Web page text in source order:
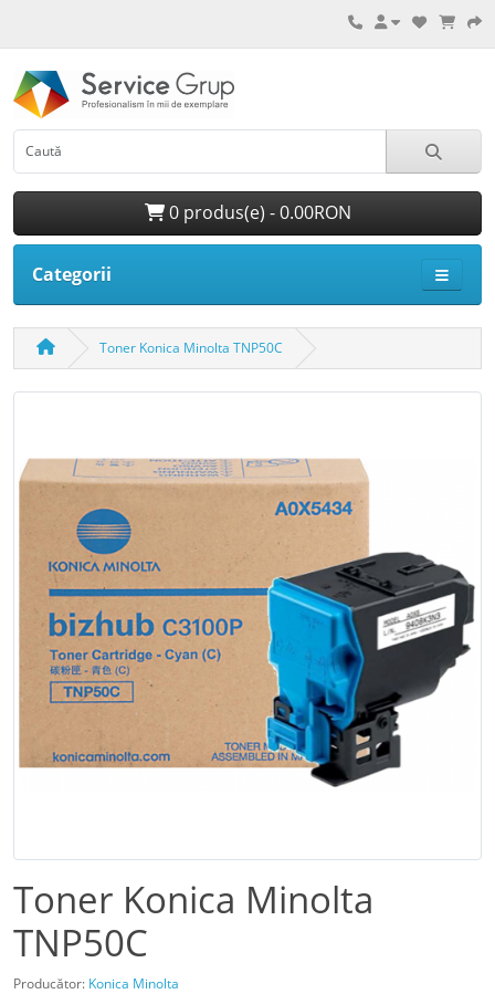
0 produs(e) - 0.00RON
Categorii
Toner Konica Minolta TNP50C
Toner Konica Minolta
TNP50C
Producător: Konica Minolta